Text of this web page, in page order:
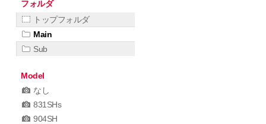
フォルダ
トップフォルダ
Main
Sub
Model
なし
831SHs
904SH